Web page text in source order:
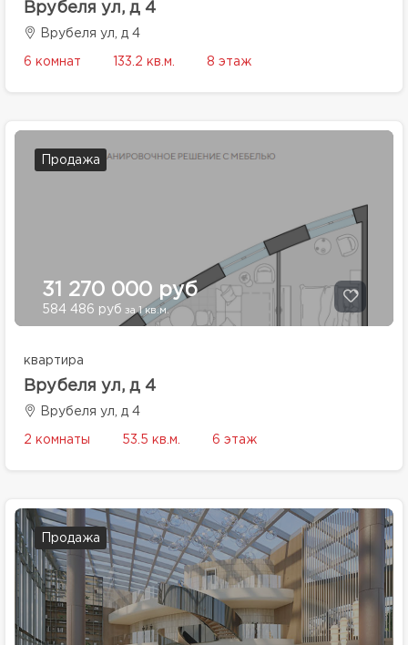
Врубеля ул, д 4
Врубеля ул, д 4
6 комнат 133.2 кв.м. 8 этаж
Продажа
31 270 000 руб
584 486 руб за 1 кв.м.
квартира
Врубеля ул, д 4
Врубеля ул, д 4
2 комнаты 53.5 кв.м. 6 этаж
Продажа